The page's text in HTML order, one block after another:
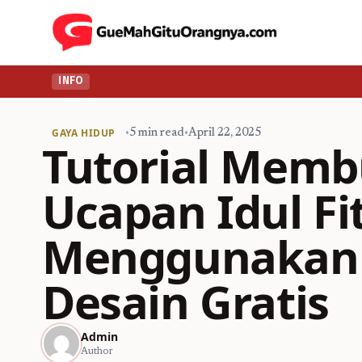
INFO
GAYA HIDUP •5 min read•April 22, 2025
Tutorial
Ucapan Idul
Desain Gratis
Admin
Author